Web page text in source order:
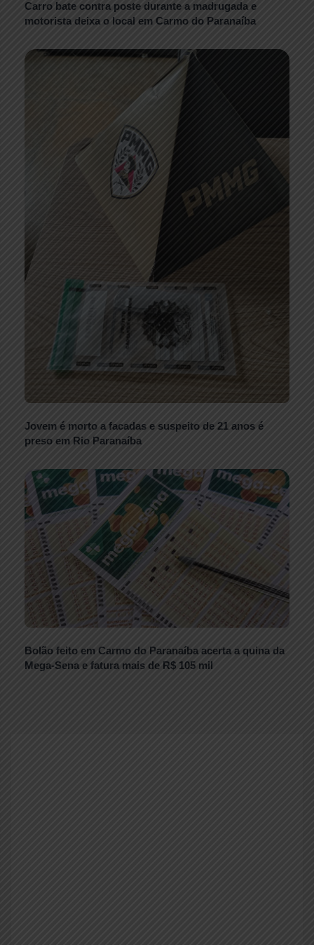
Carro bate contra poste durante a madrugada e
motorista deixa o local em Carmo do Paranaíba
Jovem é morto a facadas e suspeito de 21 anos é
preso em Rio Paranaíba
Bolão feito em Carmo do Paranaíba acerta a quina da
Mega-Sena e fatura mais de R$ 105 mil